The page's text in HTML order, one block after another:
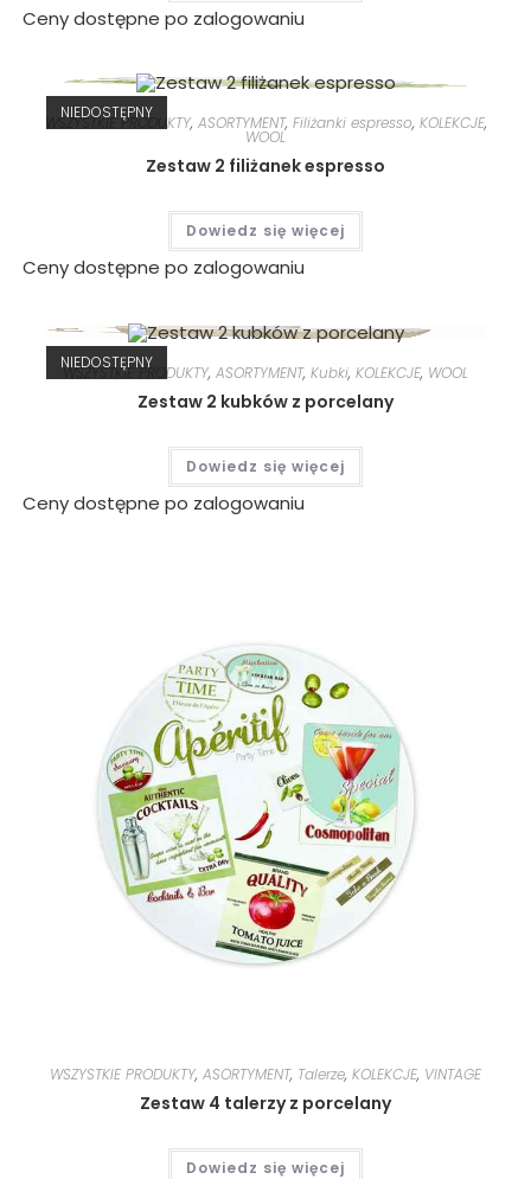
Ceny dostępne po zalogowaniu
NIEDOSTĘPNY
WSZYSTKIE PRODUKTY, ASORTYMENT, Filiżanki espresso, KOLEKCJE,
WOOL
Zestaw 2 filiżanek espresso
Dowiedz się więcej
Ceny dostępne po zalogowaniu
NIEDOSTĘPNY
WSZYSTKIE PRODUKTY, ASORTYMENT, Kubki, KOLEKCJE, WOOL
Zestaw 2 kubków z porcelany
Dowiedz się więcej
Ceny dostępne po zalogowaniu
WSZYSTKIE PRODUKTY, ASORTYMENT, Talerze, KOLEKCJE, VINTAGE
Zestaw 4 talerzy z porcelany
Dowiedz się więcej